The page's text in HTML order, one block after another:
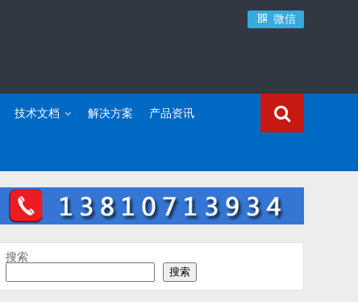
微信
技术文档 解决方案 产品资讯
搜索
搜索